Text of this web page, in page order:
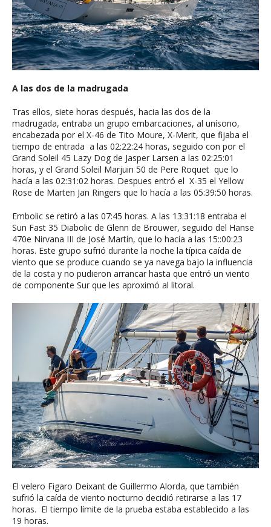
A las dos de la madrugada
Tras ellos, siete horas después, hacia las dos de la
madrugada, entraba un grupo embarcaciones, al unísono,
encabezada por el X-46 de Tito Moure, X-Merit, que fijaba el
tiempo de entrada a las 02:22:24 horas, seguido con por el
Grand Soleil 45 Lazy Dog de Jasper Larsen a las 02:25:01
horas, y el Grand Soleil Marjuin 50 de Pere Roquet que lo
hacía a las 02:31:02 horas. Despues entró el X-35 el Yellow
Rose de Marten Jan Ringers que lo hacía a las 05:39:50 horas.
Embolic se retiró a las 07:45 horas. A las 13:31:18 entraba el
Sun Fast 35 Diabolic de Glenn de Brouwer, seguido del Hanse
470e Nirvana III de José Martín, que lo hacía a las 15::00:23
horas. Este grupo sufrió durante la noche la típica caída de
viento que se produce cuando se ya navega bajo la influencia
de la costa y no pudieron arrancar hasta que entró un viento
de componente Sur que les aproximó al litoral.
El velero Figaro Deixant de Guillermo Alorda, que también
sufrió la caída de viento nocturno decidió retirarse a las 17
horas. El tiempo límite de la prueba estaba establecido a las
19 horas.